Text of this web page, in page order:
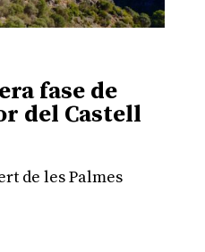
fase de
del Castell
de les Palmes